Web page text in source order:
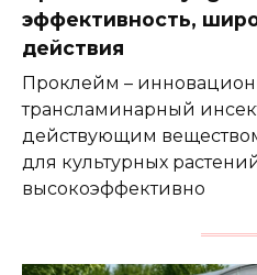
эффективность,
действия
Проклейм –
трансламинарный
действующим
для культурных
высокоэффективно